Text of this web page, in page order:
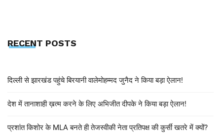
RECENT POSTS
दिल्ली से झारखंड पहुंचे बिरयानी वालेमोहम्मद जुनैद ने किया बड़ा ऐलान!
देश में तानाशाही ख़त्म करने के लिए अभिजीत दीपके ने किया बड़ा ऐलान!
प्रशांत किशोर के MLA बनते ही तेजस्वीकी नेता प्रतिपक्ष की कुर्सी खतरे में क्यों?